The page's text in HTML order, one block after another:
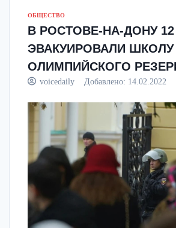
ОБЩЕСТВО
В РОСТОВЕ-НА-ДОНУ
ЭВАКУИРОВАЛИ ШКОЛУ
ОЛИМПИЙСКОГО
voicedaily Добавлено: 14.02.2022